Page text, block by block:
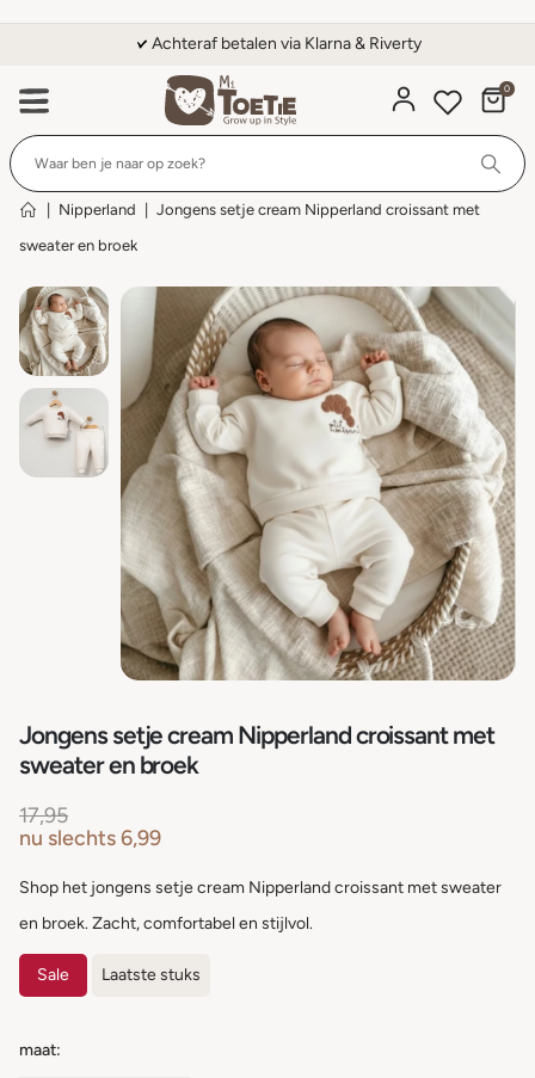
Achteraf betalen via Klarna & Riverty
0
Nipperland
Jongens setje cream Nipperland croissant met
sweater en broek
Jongens setje cream Nipperland croissant met
sweater en broek
17,95
nu slechts6,99
Shop het jongens setje cream Nipperland croissant met sweater
en broek. Zacht, comfortabel en stijlvol.
Sale Laatste stuks
maat